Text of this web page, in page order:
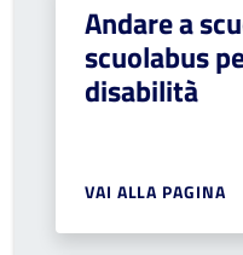
Andare a
scuolabus
disabilità
VAI ALLA PAGINA